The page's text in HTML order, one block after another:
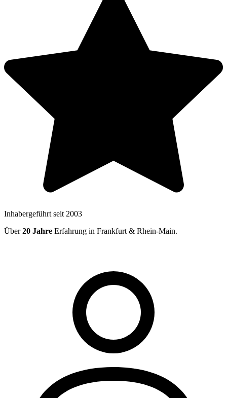
Inhabergeführt seit 2003
Über20 Jahre Erfahrung in Frankfurt & Rhein-Main.